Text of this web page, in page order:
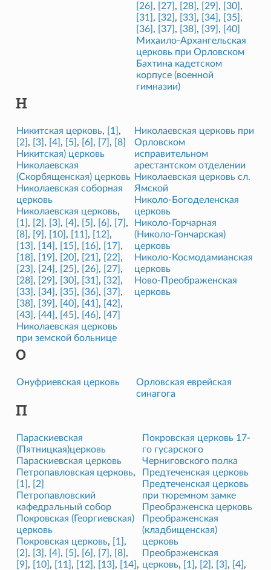
[26] , [27] , [28] , [29] , [30] ,
[31] , [32] , [33] , [34] , [35] ,
[36] , [37] , [38] , [39] ,
[40]
Михаило-Архангельская
церковь при Орловском
Бахтина кадетском
корпусе (военной
гимназии)
Н
Никитская церковь, [1] ,
[2] , [3] , [4] , [5] , [6] , [7] ,
[8]
Никитская) церковь
Николаевская
(Скорбященская) церковь
Николаевская соборная
церковь
Николаевская церковь,
[1] , [2] , [3] , [4] , [5] , [6] , [7] ,
[8] , [9] , [10] , [11] , [12] ,
[13] , [14] , [15] , [16] , [17] ,
[18] , [19] , [20] , [21] , [22] ,
[23] , [24] , [25] , [26] , [27] ,
[28] , [29] , [30] , [31] , [32] ,
[33] , [34] , [35] , [36] , [37] ,
[38] , [39] , [40] , [41] , [42] ,
[43] , [44] , [45] , [46] ,
[47]
Николаевская церковь
при земской больнице
Николаевская церковь при
Орловском
исправительном
арестантском отделении
Николаевская церковь сл.
Ямской
Николо-Богоделенская
церковь
Николо-Горчарная
(Николо-Гончарская)
церковь
Николо-Космодамианская
церковь
Ново-Преображенская
церковь
О
Онуфриевская церковь
Орловская еврейская
синагога
П
Параскиевская
(Пятницкая)церковь
Параскиевская церковь
Петропавловская церковь,
[1] ,
[2]
Петропавловский
кафедральный собор
Покровская (Георгиевская)
церковь
Покровская церковь, [1] ,
[2] , [3] , [4] , [5] , [6] , [7] , [8] ,
[9] , [10] , [11] , [12] , [13] , [14] ,
Покровская церковь 17-
го гусарского
Черниговского полка
Предтеченская церковь
Предтеченская церковь
при тюремном замке
Преображенска церковь
Преображенская
(кладбищенская)
церковь
Преображенская
церковь, [1] , [2] , [3] , [4] ,